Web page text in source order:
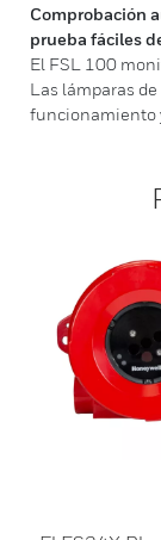
Comprobación
prueba fáciles
El FSL 100
Las lámparas
funcionamiento